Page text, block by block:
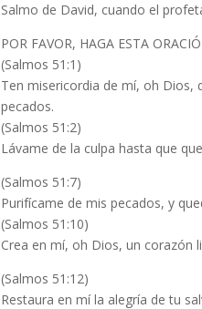
Salmo de David, cuando el
POR FAVOR, HAGA ESTA
(Salmos 51:1)
Ten misericordia de mí, oh Dios,
pecados.
(Salmos 51:2)
Lávame de la culpa hasta que
(Salmos 51:7)
Purifícame de mis pecados, y
(Salmos 51:10)
Crea en mí, oh Dios, un corazón
(Salmos 51:12)
Restaura en mí la alegría de tu